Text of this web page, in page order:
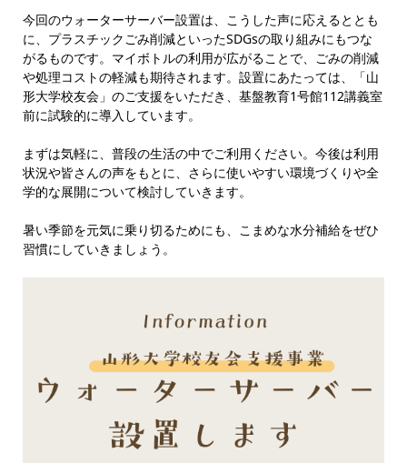
今回のウォーターサーバー設置は、こうした声に応えるととも
に、プラスチックごみ削減といったSDGsの取り組みにもつな
がるものです。マイボトルの利用が広がることで、ごみの削減
や処理コストの軽減も期待されます。設置にあたっては、「山
形大学校友会」のご支援をいただき、基盤教育1号館112講義室
前に試験的に導入しています。
まずは気軽に、普段の生活の中でご利用ください。今後は利用
状況や皆さんの声をもとに、さらに使いやすい環境づくりや全
学的な展開について検討していきます。
暑い季節を元気に乗り切るためにも、こまめな水分補給をぜひ
習慣にしていきましょう。